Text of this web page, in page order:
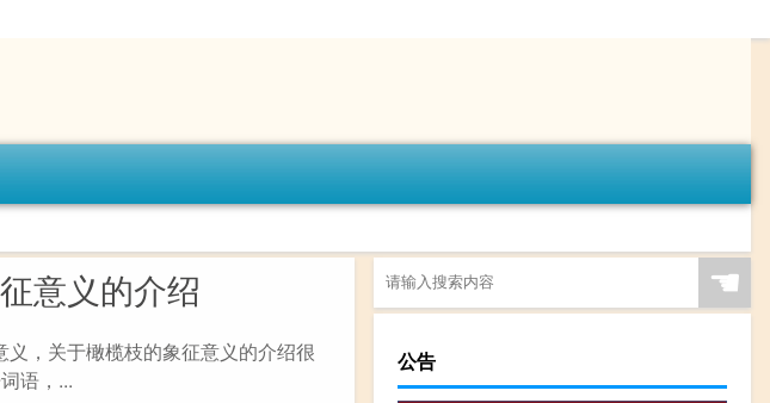
意义的介绍
，关于橄榄枝的象征意义的介绍很
语，...
☚
公告